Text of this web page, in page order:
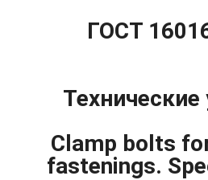
ГОСТ
Технические
Clamp bolts
fastenings.